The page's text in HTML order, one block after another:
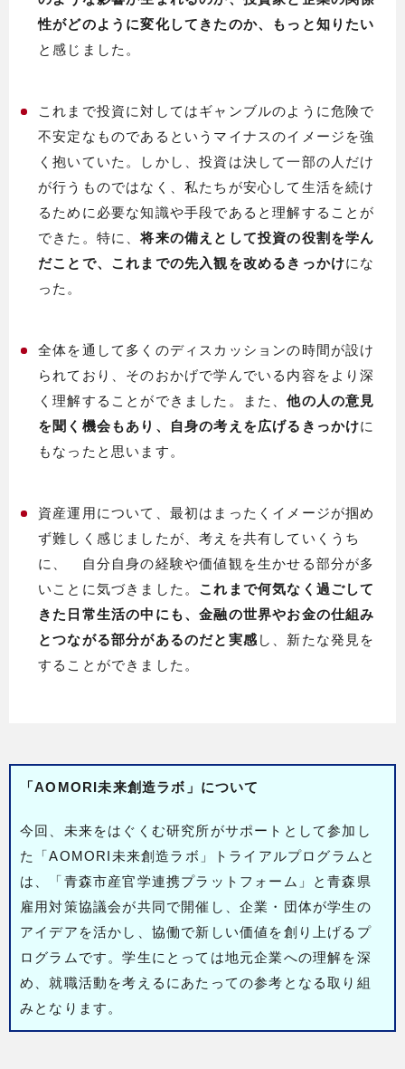
性がどのように変化してきたのか、もっと知りたい
と感じました。
これまで投資に対してはギャンブルのように危険で
不安定なものであるというマイナスのイメージを強
く抱いていた。しかし、投資は決して一部の人だけ
が行うものではなく、私たちが安心して生活を続け
るために必要な知識や手段であると理解することが
できた。特に、将来の備えとして投資の役割を学ん
だことで、これまでの先入観を改めるきっかけにな
った。
全体を通して多くのディスカッションの時間が設け
られており、そのおかげで学んでいる内容をより深
く理解することができました。また、他の人の意見
を聞く機会もあり、自身の考えを広げるきっかけに
もなったと思います。
資産運用について、最初はまったくイメージが掴め
ず難しく感じましたが、考えを共有していくうち
に、 自分自身の経験や価値観を生かせる部分が多
いことに気づきました。 これまで何気なく過ごして
きた日常生活の中にも、金融の世界やお金の仕組み
とつながる部分があるのだと実感 し、新たな発見を
することができました。
「AOMORI未来創造ラボ」について
今回、未来をはぐくむ研究所がサポートとして参加し
た「AOMORI未来創造ラボ」トライアルプログラムと
は、「青森市産官学連携プラットフォーム」と青森県
雇用対策協議会が共同で開催し、企業・団体が学生の
アイデアを活かし、協働で新しい価値を創り上げるプ
ログラムです。学生にとっては地元企業への理解を深
め、就職活動を考えるにあたっての参考となる取り組
みとなります。